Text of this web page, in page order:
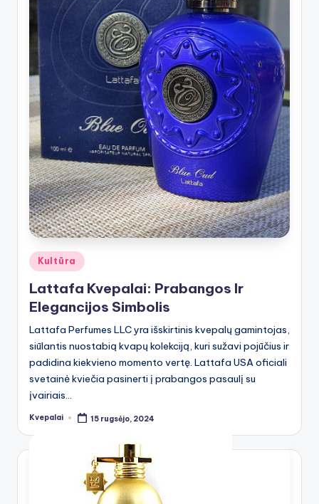
Posted
Kultūra
Lattafa Kvepalai: Prabangos Ir
Elegancijos Simbolis
Lattafa Perfumes LLC yra išskirtinis kvepalų gamintojas,
siūlantis nuostabią kvapų kolekciją, kuri sužavi pojūčius ir
padidina kiekvieno momento vertę. Lattafa USA oficiali
svetainė kviečia pasinerti į prabangos pasaulį su
įvairiais…
Posted
Kvepalai 15 rugsėjo, 2024